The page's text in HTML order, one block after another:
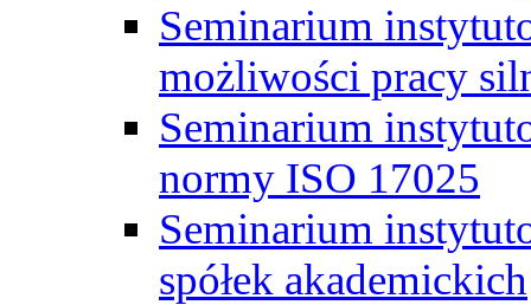
Seminarium
możliwości pracy
Seminarium
normy ISO 17025
Seminarium
spółek akademickich